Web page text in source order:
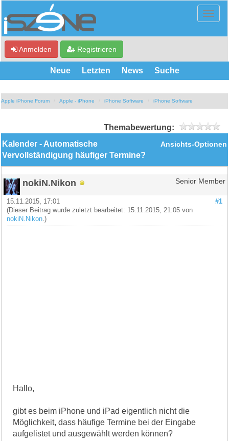
Anmelden Registrieren
Neue Letzten News Suche
Apple iPhone Forum Apple - iPhone iPhone Software iPhone Software
Themabewertung:
Ansichts-Optionen
Kalender - Automatische
Vervollständigung häufiger Termine?
nokiN.Nikon Senior Member
#1
15.11.2015, 17:01
(Dieser Beitrag wurde zuletzt bearbeitet: 15.11.2015, 21:05 von
nokiN.Nikon .)
Hallo,
gibt es beim iPhone und iPad eigentlich nicht die
Möglichkeit, dass häufige Termine bei der Eingabe
aufgelistet und ausgewählt werden können?